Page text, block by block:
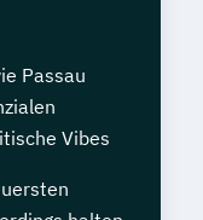
Passau
Vibes